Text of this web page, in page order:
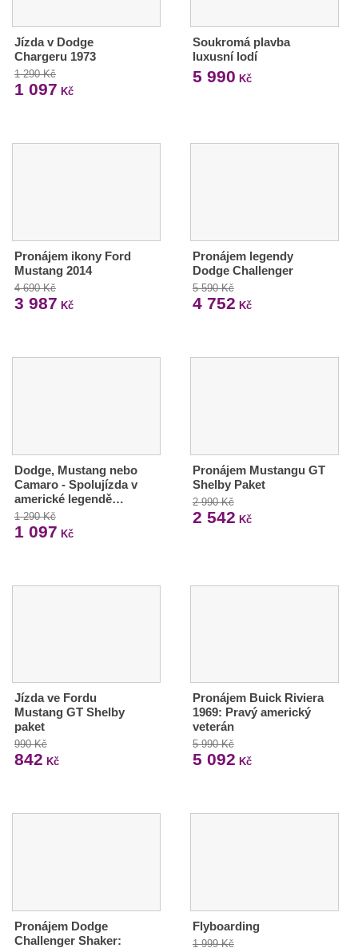
Jízda v Dodge
Chargeru 1973
1 290 Kč
1 097 Kč
Soukromá plavba
luxusní lodí
5 990 Kč
Pronájem ikony Ford
Mustang 2014
4 690 Kč
3 987 Kč
Pronájem legendy
Dodge Challenger
5 590 Kč
4 752 Kč
Dodge, Mustang nebo
Camaro - Spolujízda v
americké legendě…
1 290 Kč
1 097 Kč
Pronájem Mustangu GT
Shelby Paket
2 990 Kč
2 542 Kč
Jízda ve Fordu
Mustang GT Shelby
paket
990 Kč
842 Kč
Pronájem Buick Riviera
1969: Pravý americký
veterán
5 990 Kč
5 092 Kč
Pronájem Dodge
Challenger Shaker:
Flyboarding
1 999 Kč